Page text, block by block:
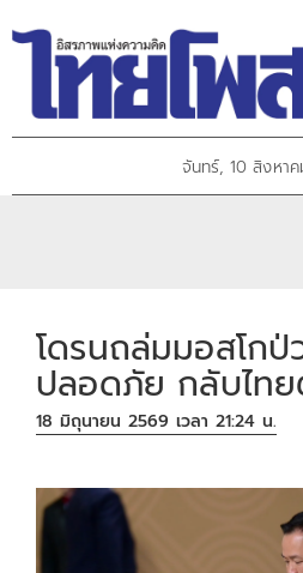
จันทร์, 10 สิงหา
โดรนถล่มมอสโกป่
ปลอดภัย กลับไท
18 มิถุนายน 2569 เวลา 21:24 น.